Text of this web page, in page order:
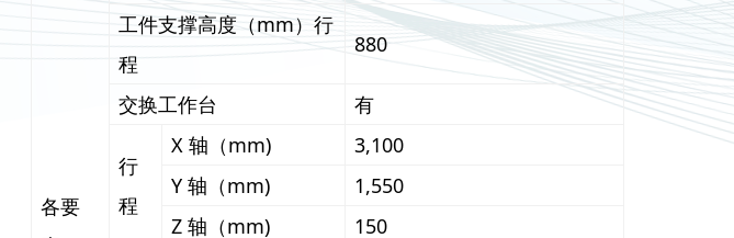
各要
工件支撑高度（mm）行
程
880
交换工作台 有
行
程
X 轴（mm)
3,100
Y 轴（mm)
1,550
Z 轴（mm)
150